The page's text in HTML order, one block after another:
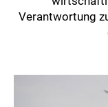
Verantwortung